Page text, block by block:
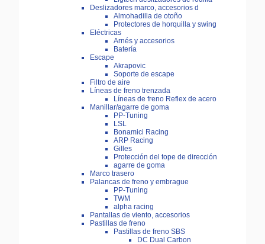
Deslizadores marco, accesorios d
Almohadilla de otoño
Protectores de horquilla y swing
Eléctricas
Arnés y accesorios
Batería
Escape
Akrapovic
Soporte de escape
Filtro de aire
Líneas de freno trenzada
Líneas de freno Reflex de acero
Manillar/agarre de goma
PP-Tuning
LSL
Bonamici Racing
ARP Racing
Gilles
Protección del tope de dirección
agarre de goma
Marco trasero
Palancas de freno y embrague
PP-Tuning
TWM
alpha racing
Pantallas de viento, accesorios
Pastillas de freno
Pastillas de freno SBS
DC Dual Carbon